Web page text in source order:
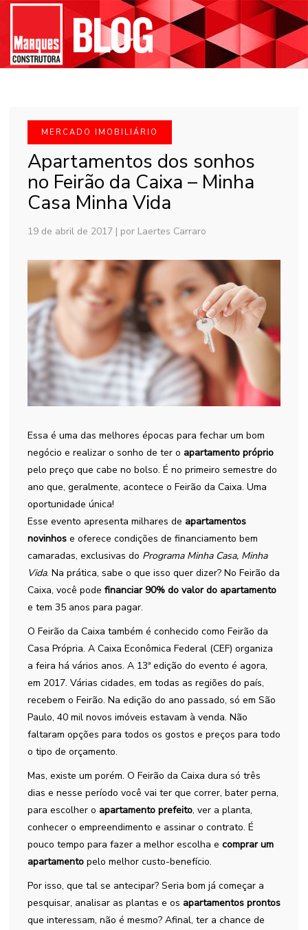
MERCADO IMOBILIÁRIO
Apartamentos dos sonhos
no Feirão da Caixa – Minha
Casa Minha Vida
19 de abril de 2017 | por Laertes Carraro
Essa é uma das melhores épocas para fechar um bom
negócio e realizar o sonho de ter o apartamento próprio
pelo preço que cabe no bolso. É no primeiro semestre do
ano que, geralmente, acontece o Feirão da Caixa. Uma
oportunidade única!
Esse evento apresenta milhares de apartamentos
novinhos e oferece condições de financiamento bem
camaradas, exclusivas do Programa Minha Casa, Minha
Vida. Na prática, sabe o que isso quer dizer? No Feirão da
Caixa, você pode financiar 90% do valor do apartamento
e tem 35 anos para pagar.
O Feirão da Caixa também é conhecido como Feirão da
Casa Própria. A Caixa Econômica Federal (CEF) organiza
a feira há vários anos. A 13ª edição do evento é agora,
em 2017. Várias cidades, em todas as regiões do país,
recebem o Feirão. Na edição do ano passado, só em São
Paulo, 40 mil novos imóveis estavam à venda. Não
faltaram opções para todos os gostos e preços para todo
o tipo de orçamento.
Mas, existe um porém. O Feirão da Caixa dura só três
dias e nesse período você vai ter que correr, bater perna,
para escolher o apartamento prefeito, ver a planta,
conhecer o empreendimento e assinar o contrato. É
pouco tempo para fazer a melhor escolha e comprar um
apartamento pelo melhor custo-benefício.
Por isso, que tal se antecipar? Seria bom já começar a
pesquisar, analisar as plantas e os apartamentos prontos
que interessam, não é mesmo? Afinal, ter a chance de